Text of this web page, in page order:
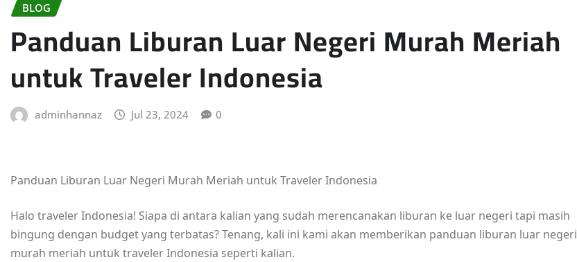
BLOG
Panduan Liburan Luar Negeri Murah Meriah
untuk Traveler Indonesia
adminhannaz Jul 23, 2024 0
Panduan Liburan Luar Negeri Murah Meriah untuk Traveler Indonesia
Halo traveler Indonesia! Siapa di antara kalian yang sudah merencanakan liburan ke luar negeri tapi masih
bingung dengan budget yang terbatas? Tenang, kali ini kami akan memberikan panduan liburan luar negeri
murah meriah untuk traveler Indonesia seperti kalian.